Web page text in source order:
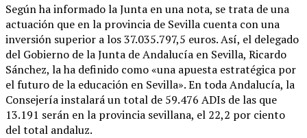
Según ha informado la Junta en una nota, se trata de una
actuación que en la provincia de Sevilla cuenta con una
inversión superior a los 37.035.797,5 euros. Así, el delegado
del Gobierno de la Junta de Andalucía en Sevilla, Ricardo
Sánchez, la ha definido como «una apuesta estratégica por
el futuro de la educación en Sevilla». En toda Andalucía, la
Consejería instalará un total de 59.476 ADIs de las que
13.191 serán en la provincia sevillana, el 22,2 por ciento
del total andaluz.